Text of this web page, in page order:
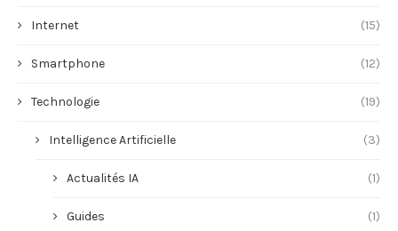
Internet (15)
Smartphone (12)
Technologie (19)
Intelligence Artificielle (3)
Actualités IA (1)
Guides (1)